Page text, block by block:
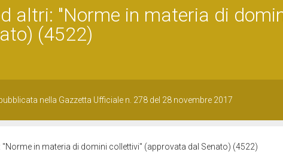
altri: "Norme in materia di
(4522)
nella Gazzetta Ufficiale n. 278 del 28 novembre 2017
"Norme in materia di domini collettivi" (approvata dal Senato) (4522)